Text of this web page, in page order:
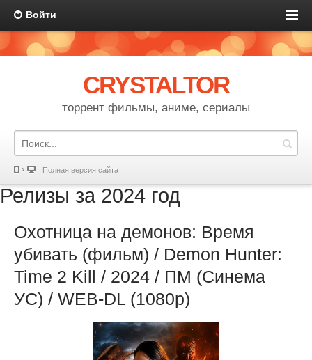
Войти
CRYSTALTOR
торрент фильмы, аниме, сериалы
Полная версия сайта
Релизы за 2024 год
Охотница на демонов: Время
убивать (фильм) / Demon Hunter:
Time 2 Kill / 2024 / ПМ (Синема
УС) / WEB-DL (1080p)